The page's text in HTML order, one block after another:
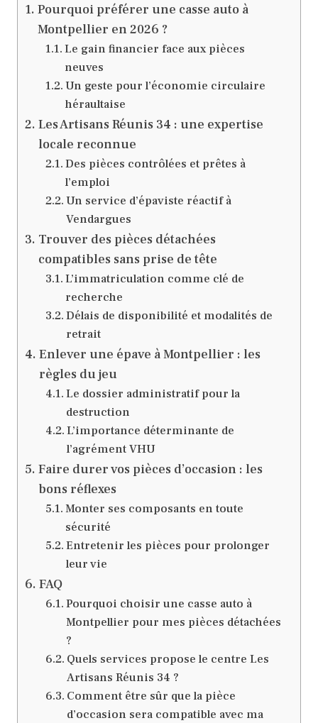
Pourquoi préférer une casse auto à
Montpellier en 2026 ?
Le gain financier face aux pièces
neuves
Un geste pour l’économie circulaire
héraultaise
Les Artisans Réunis 34 : une expertise
locale reconnue
Des pièces contrôlées et prêtes à
l’emploi
Un service d’épaviste réactif à
Vendargues
Trouver des pièces détachées
compatibles sans prise de tête
L’immatriculation comme clé de
recherche
Délais de disponibilité et modalités de
retrait
Enlever une épave à Montpellier : les
règles du jeu
Le dossier administratif pour la
destruction
L’importance déterminante de
l’agrément VHU
Faire durer vos pièces d’occasion : les
bons réflexes
Monter ses composants en toute
sécurité
Entretenir les pièces pour prolonger
leur vie
FAQ
Pourquoi choisir une casse auto à
Montpellier pour mes pièces détachées
?
Quels services propose le centre Les
Artisans Réunis 34 ?
Comment être sûr que la pièce
d’occasion sera compatible avec ma